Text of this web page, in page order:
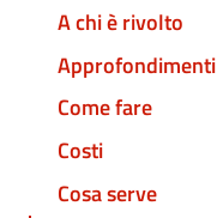
A chi è rivolto
Approfondimenti
Come fare
Costi
Cosa serve